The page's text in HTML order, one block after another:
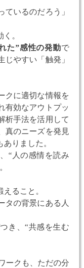
いるのだろう」
。
た”感性の発動で
やすい「触発」
クに適切な情報を
有効なアウトプッ
析手法を活用して
真のニーズを発見
りました。
“人の感情を読み
ること。
タの背景にある人
き、“共感を生む
ークも、ただの分